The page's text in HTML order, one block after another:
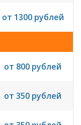
от 1300 рублей
от 800 рублей
от 350 рублей